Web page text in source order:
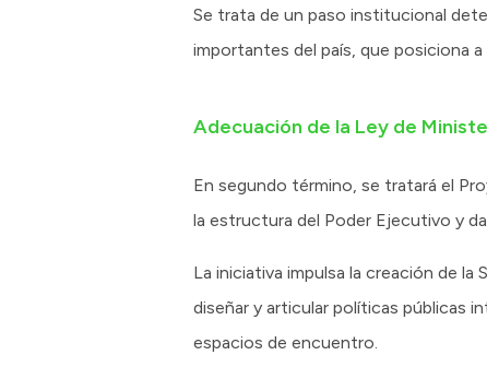
Se trata de un paso institucional
importantes del país, que posiciona
Adecuación de la Ley de
En segundo término, se tratará el
la estructura del Poder Ejecutivo y
La iniciativa impulsa la creación de
diseñar y articular políticas públicas
espacios de encuentro.